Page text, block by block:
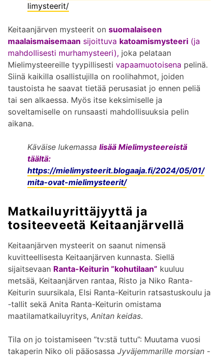
limysteerit/
Keitaanjärven mysteerit on suomalaiseen
maalaismaisemaan sijoittuva katoamismysteeri (ja
mahdollisesti murhamysteeri), joka pelataan
Mielimysteereille tyypillisesti vapaamuotoisena pelinä.
Siinä kaikilla osallistujilla on roolihahmot, joiden
taustoista he saavat tietää perusasiat jo ennen peliä
tai sen alkaessa. Myös itse keksimiselle ja
soveltamiselle on runsaasti mahdollisuuksia pelin
aikana.
Käväise lukemassa lisää Mielimysteereistä
täältä:
https://mielimysteerit.blogaaja.fi/2024/05/01/
mita-ovat-mielimysteerit/
Matkailuyrittäjyyttä ja
tositeeveetä Keitaanjärvellä
Keitaanjärven mysteerit on saanut nimensä
kuvitteellisesta Keitaanjärven kunnasta. Siellä
sijaitsevaan Ranta-Keiturin ”kohutilaan” kuuluu
metsää, Keitaanjärven rantaa, Risto ja Niko Ranta-
Keiturin suursikala, Elsi Ranta-Keiturin ratsastuskoulu ja
-tallit sekä Anita Ranta-Keiturin omistama
maatilamatkailuyritys, Anitan keidas.
Tila on jo toistamiseen ”tv:stä tuttu”: Muutama vuosi
takaperin Niko oli pääosassa Jyväjemmarille morsian -